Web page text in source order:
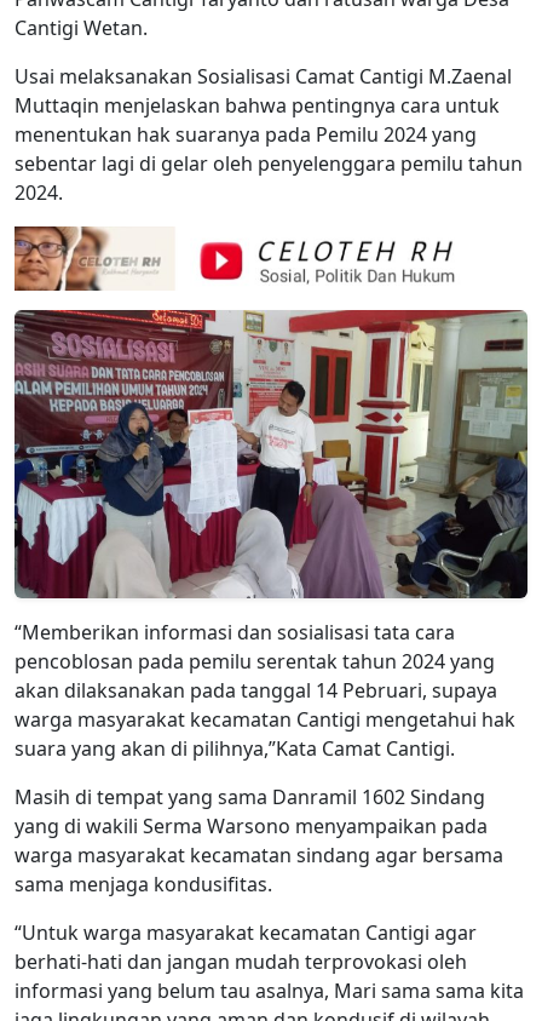
Cantigi Wetan.
Usai melaksanakan Sosialisasi Camat Cantigi M.Zaenal
Muttaqin menjelaskan bahwa pentingnya cara untuk
menentukan hak suaranya pada Pemilu 2024 yang
sebentar lagi di gelar oleh penyelenggara pemilu tahun
2024.
“Memberikan informasi dan sosialisasi tata cara
pencoblosan pada pemilu serentak tahun 2024 yang
akan dilaksanakan pada tanggal 14 Pebruari, supaya
warga masyarakat kecamatan Cantigi mengetahui hak
suara yang akan di pilihnya,”Kata Camat Cantigi.
Masih di tempat yang sama Danramil 1602 Sindang
yang di wakili Serma Warsono menyampaikan pada
warga masyarakat kecamatan sindang agar bersama
sama menjaga kondusifitas.
“Untuk warga masyarakat kecamatan Cantigi agar
berhati-hati dan jangan mudah terprovokasi oleh
informasi yang belum tau asalnya, Mari sama sama kita